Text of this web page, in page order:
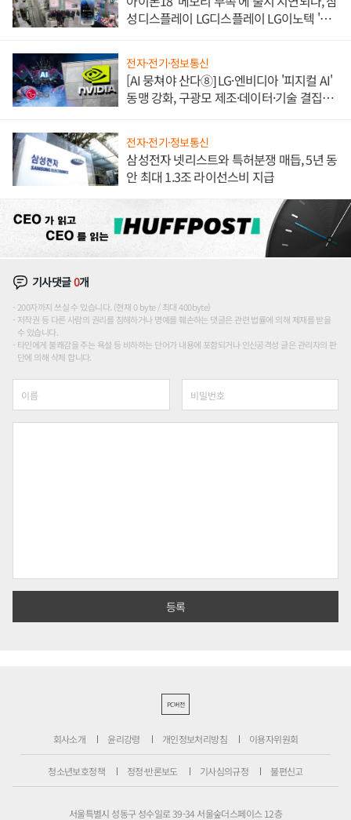
성디스플레이 LG디스플레이 LG이노텍 '탈
전자·전기·정보통신
[AI 뭉쳐야 산다⑧] LG·엔비디아 '피지컬 AI'
동맹 강화, 구광모 제조·데이터·기술 결집
전자·전기·정보통신
삼성전자 넷리스트와 특허분쟁 매듭, 5년 동
안 최대 1.3조 라이선스비 지급
기사댓글0개
200자까지 쓰실 수 있습니다. (현재 0 byte / 최대 400byte)
저작권 등 다른 사람의 권리를 침해하거나 명예를 훼손하는 댓글은 관련 법률에 의해 제재를 받을
수 있습니다.
타인에게 불쾌감을 주는 욕설 등 비하하는 단어가 내용에 포함되거나 인신공격성 글은 관리자의 판
단에 의해 삭제 합니다.
PC버전
회사소개 윤리강령 개인정보처리방침 이용자위원회
청소년보호정책 정정·반론보도 기사심의규정 불편신고
서울특별시 성동구 성수일로 39-34 서울숲더스페이스 12층